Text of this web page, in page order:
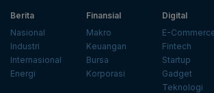
Berita
Nasional
Industri
Internasional
Energi
Finansial
Makro
Keuangan
Bursa
Korporasi
Digital
E-
Fintech
Startup
Gadget
Teknologi